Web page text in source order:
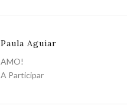
Paula Aguiar
AMO!
A Participar